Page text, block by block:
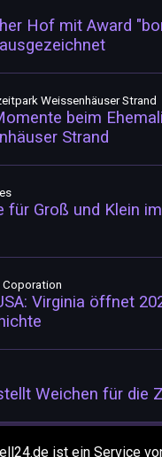
Hof mit Award
Weissenhäuser Strand
beim
Strand
für Groß und Klein
Coporation
Virginia öffnet
Weichen für die
ist ein Service